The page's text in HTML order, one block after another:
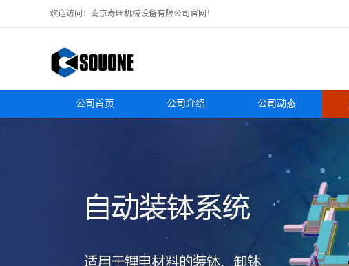
欢迎访问：南京寿旺机械设备有限公司官网！
公司首页 公司介绍 公司动态